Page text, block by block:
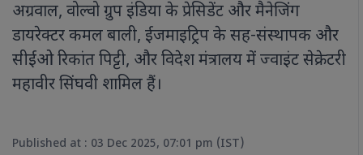
अग्रवाल, वोल्वो ग्रुप इंडिया के प्रेसिडेंट और मैनेजिंग
डायरेक्टर कमल बाली, ईजमाइट्रिप के सह-संस्थापक और
सीईओ रिकांत पिट्टी, और विदेश मंत्रालय में ज्वाइंट सेक्रेटरी
महावीर सिंघवी शामिल हैं।
Published at : 03 Dec 2025, 07:01 pm (IST)